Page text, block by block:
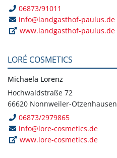
06873/91011
info@landgasthof-paulus.de
www.landgasthof-paulus.de
LORÉ COSMETICS
Michaela Lorenz
Hochwaldstraße 72
66620 Nonnweiler-Otzenhausen
06873/2979865
info@lore-cosmetics.de
www.lore-cosmetics.de